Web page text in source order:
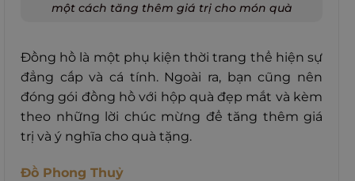
một cách tăng thêm giá trị cho món quà
Đồng hồ là một phụ kiện thời trang thể hiện sự
đẳng cấp và cá tính. Ngoài ra, bạn cũng nên
đóng gói đồng hồ với hộp quà đẹp mắt và kèm
theo những lời chúc mừng để tăng thêm giá
trị và ý nghĩa cho quà tặng.
Đồ Phong Thuỷ